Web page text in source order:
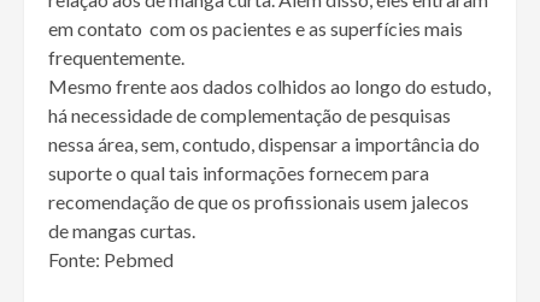
em contato com os pacientes e as superfícies mais
frequentemente.
Mesmo frente aos dados colhidos ao longo do estudo,
há necessidade de complementação de pesquisas
nessa área, sem, contudo, dispensar a importância do
suporte o qual tais informações fornecem para
recomendação de que os profissionais usem jalecos
de mangas curtas.
Fonte: Pebmed